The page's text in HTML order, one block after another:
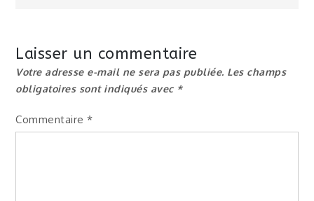
l’article
Laisser un commentaire
Votre adresse e-mail ne sera pas publiée. Les champs
obligatoires sont indiqués avec *
Commentaire*